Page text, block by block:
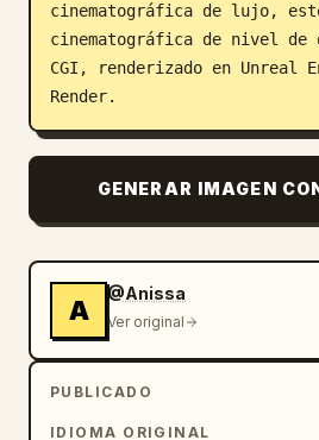
cinematográfica de lujo,
cinematográfica de nivel de
CGI, renderizado en Unreal
Render.
GENERAR IMAGEN
A
@Anissa
Ver original
PUBLICADO
IDIOMA ORIGINAL